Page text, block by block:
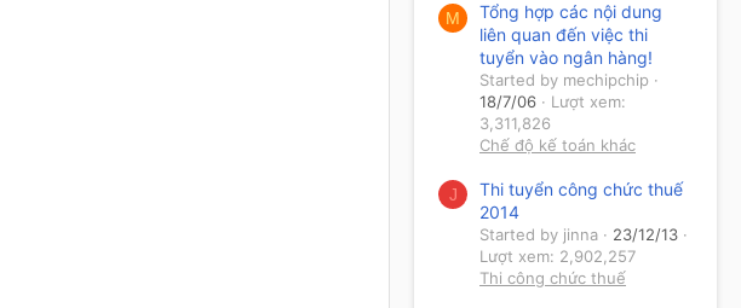
M
Tổng hợp các nội dung
liên quan đến việc thi
tuyển vào ngân hàng!
Started by mechipchip
18/7/06
Lượt xem:
3,311,826
Chế độ kế toán khác
J
Thi tuyển công chức thuế
2014
Started by jinna
23/12/13
Lượt xem: 2,902,257
Thi công chức thuế